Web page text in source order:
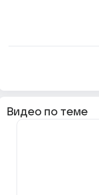
Видео по теме